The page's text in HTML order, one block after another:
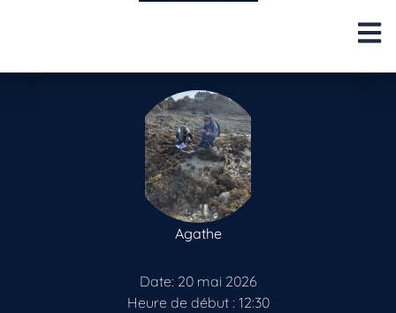
Agathe
Date: 20 mai 2026
Heure de début : 12:30